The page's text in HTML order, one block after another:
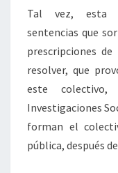
Tal vez, esta
sentencias que
prescripciones
resolver, que
este
Investigaciones
forman el
pública, después